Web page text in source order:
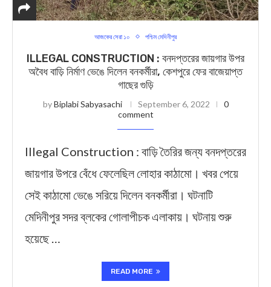
আজকের সেরা ১০ পশ্চিম মেদিনীপুর
ILLEGAL CONSTRUCTION : বনদপ্তরের জায়গার উপর
অবৈধ বাড়ি নির্মাণ ভেঙে দিলেন বনকর্মীরা, কেশপুরে ফের বাজেয়াপ্ত
গাছের গুড়ি
byBiplabi Sabyasachi September 6, 2022
0
comment
Illegal Construction : বাড়ি তৈরির জন্য বনদপ্তরের
জায়গার উপরে বেঁধে ফেলেছিল লোহার কাঠামো। খবর পেয়ে
সেই কাঠামো ভেঙে সরিয়ে দিলেন বনকর্মীরা। ঘটনাটি
মেদিনীপুর সদর ব্লকের গোলাপীচক এলাকায়। ঘটনায় শুরু
হয়েছে …
READ MORE